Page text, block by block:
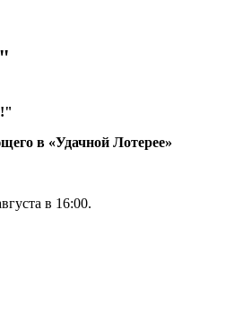
в «Удачной Лотерее»
в 16:00.